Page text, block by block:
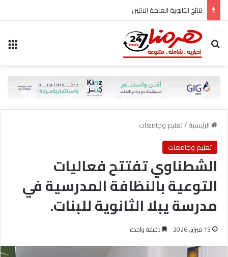
نتائج الثانوية العامة الاثنين
بحث عن
الرئيسية/تعليم وجامعات
تعليم وجامعات
الشطناوي تفتتح فعاليات
التوعية بالنظافة المدرسية في
مدرسة يبلا الثانوية للبنات.
15 فبراير، 2026 دقيقة واحدة